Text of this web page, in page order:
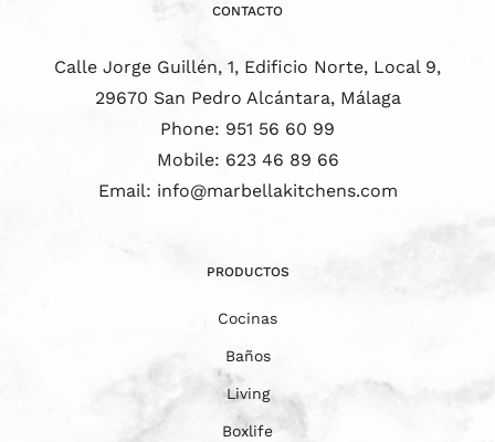
CONTACTO
Calle Jorge Guillén, 1, Edificio Norte, Local 9,
29670 San Pedro Alcántara, Málaga
Phone: 951 56 60 99
Mobile: 623 46 89 66
Email: info@marbellakitchens.com
PRODUCTOS
Cocinas
Baños
Living
Boxlife